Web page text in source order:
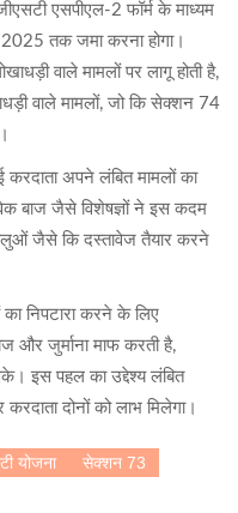
एसपीएल-2 फॉर्म के माध्यम
तक जमा करना होगा।
वाले मामलों पर लागू होती है,
वाले मामलों, जो कि सेक्शन 74
अपने लंबित मामलों का
बाज जैसे विशेषज्ञों ने इस कदम
जैसे कि दस्तावेज तैयार करने
निपटारा करने के लिए
और जुर्माना माफ करती है,
इस पहल का उद्देश्य लंबित
दोनों को लाभ मिलेगा।
योजना सेक्शन 73